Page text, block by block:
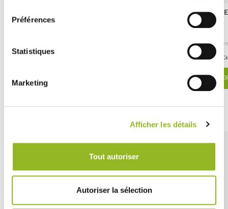
Préférences
Statistiques
Marketing
Afficher les détails
Tout autoriser
Autoriser la sélection
47,52 € Il cartone
Insalatiera tonda
- H63 Ø155 mm-
39,63 € Il cartone
Découvrez aussi